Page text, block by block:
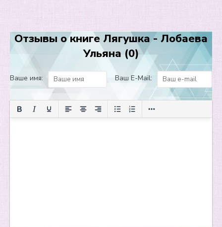
Отзывы о книге Лягушка - Лобаева
Ульяна (0)
Ваше имя: Ваш E-Mail: